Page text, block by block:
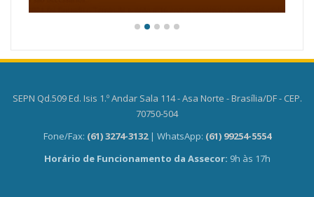
SEPN Qd.509 Ed. Isis 1.º Andar Sala 114 - Asa Norte - Brasília/DF - CEP.
70750-504
Fone/Fax: (61) 3274-3132 | WhatsApp: (61) 99254-5554
Horário de Funcionamento da Assecor: 9h às 17h